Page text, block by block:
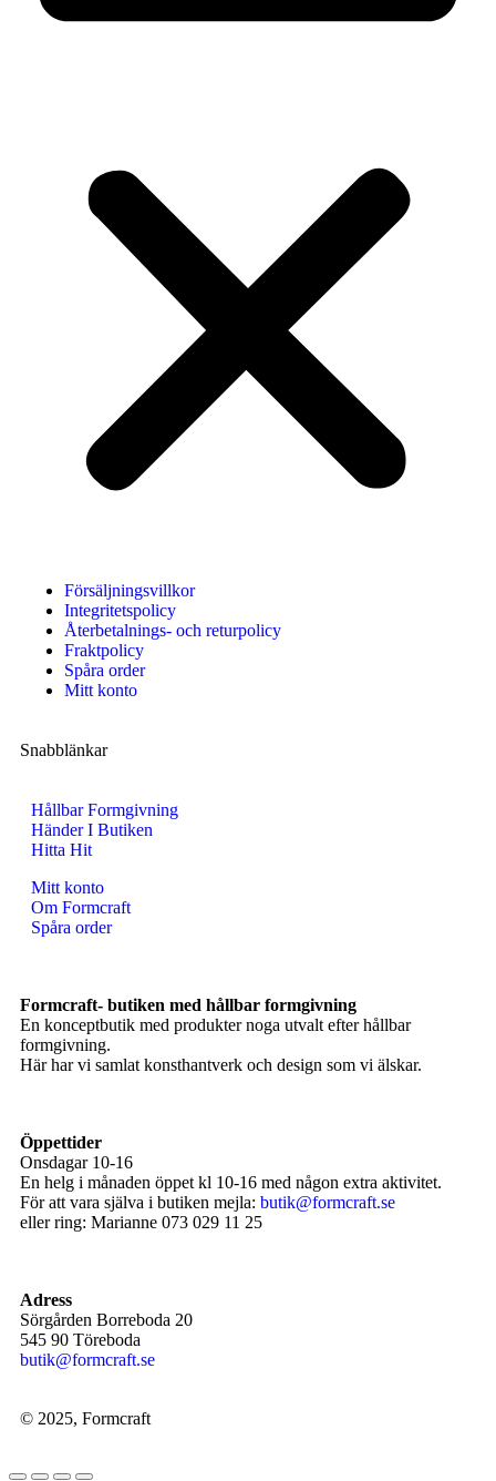
Försäljningsvillkor
Integritetspolicy
Återbetalnings- och returpolicy
Fraktpolicy
Spåra order
Mitt konto
Snabblänkar
Hållbar Formgivning
Händer I Butiken
Hitta Hit
Mitt konto
Om Formcraft
Spåra order
Formcraft- butiken med hållbar formgivning
En konceptbutik med produkter noga utvalt efter hållbar
formgivning.
Här har vi samlat konsthantverk och design som vi älskar.
Öppettider
Onsdagar 10-16
En helg i månaden öppet kl 10-16 med någon extra aktivitet.
För att vara själva i butiken mejla: butik@formcraft.se
eller ring: Marianne 073 029 11 25
Adress
Sörgården Borreboda 20
545 90 Töreboda
butik@formcraft.se
© 2025, Formcraft